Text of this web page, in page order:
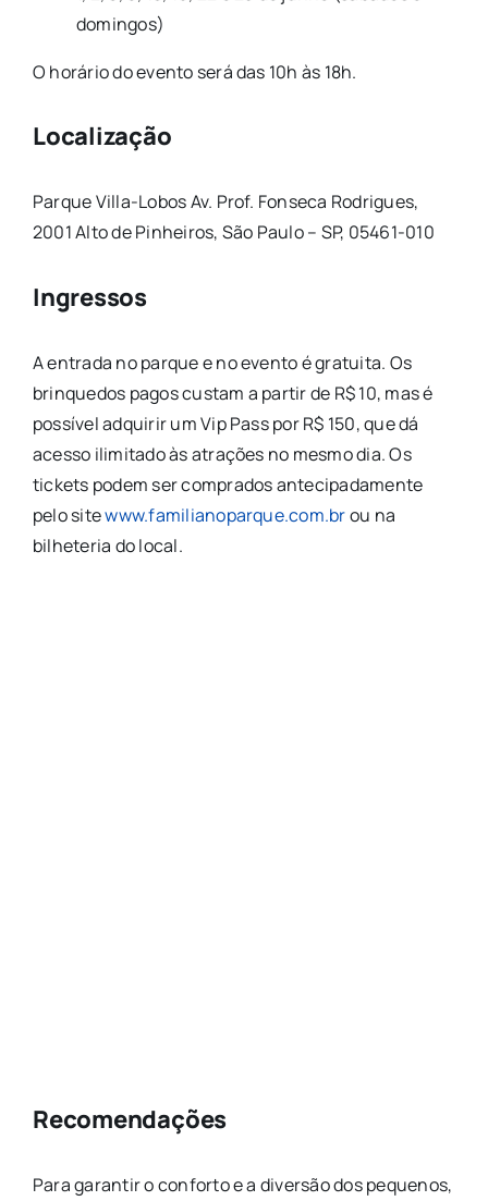
domingos)
O horário do evento será das 10h às 18h.
Localização
Parque Villa-Lobos Av. Prof. Fonseca Rodrigues,
2001 Alto de Pinheiros, São Paulo – SP, 05461-010
Ingressos
A entrada no parque e no evento é gratuita. Os
brinquedos pagos custam a partir de R$ 10, mas é
possível adquirir um Vip Pass por R$ 150, que dá
acesso ilimitado às atrações no mesmo dia. Os
tickets podem ser comprados antecipadamente
pelo sitewww.familianoparque.com.brou na
bilheteria do local.
Recomendações
Para garantir o conforto e a diversão dos pequenos,